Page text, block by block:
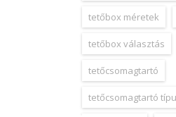
tetőbox méretek
tetőbox választás
tetőcsomagtartó
tetőcsomagtartó